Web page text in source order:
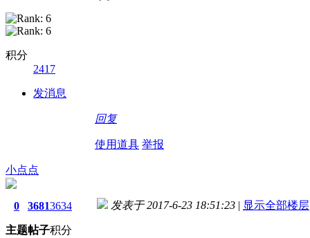
积分
2417
发消息
回复
使用道具 举报
小点点
0
主题
3681
帖子
3634
积分
发表于 2017-6-23 18:51:23 | 显示全部楼层